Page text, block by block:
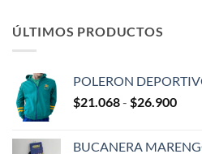
ÚLTIMOS PRODUCTOS
POLERON
$21.068- $26.900
BUCANERA